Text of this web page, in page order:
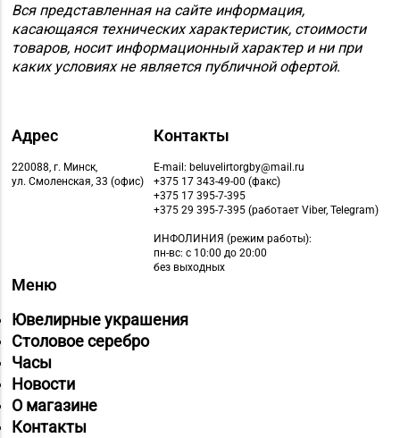
Вся представленная на сайте информация,
касающаяся технических характеристик, стоимости
товаров, носит информационный характер и ни при
каких условиях не является публичной офертой.
Адрес
220088, г. Минск,
ул. Смоленская, 33 (офис)
Контакты
E-mail: beluvelirtorgby@mail.ru
+375 17 343-49-00 (факс)
+375 17 395-7-395
+375 29 395-7-395 (работает Viber, Telegram)
ИНФОЛИНИЯ (режим работы):
пн-вс: с 10:00 до 20:00
без выходных
Меню
Ювелирные украшения
Столовое серебро
Часы
Новости
О магазине
Контакты